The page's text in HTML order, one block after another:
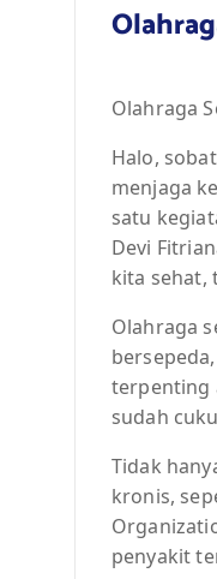
Olahraga
Halo,
menjaga
satu
Devi
kita sehat,
Olahraga
terpenting
sudah
Tidak
kronis,
penyakit